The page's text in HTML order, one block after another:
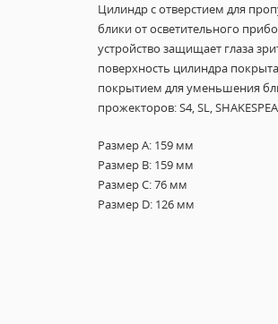
Цилиндр с отверстием для
блики от осветительного
устройство защищает глаза
поверхность цилиндра
покрытием для уменьшения
прожекторов:S4, SL,
Размер A: 159 мм
Размер B: 159 мм
Размер C: 76 мм
Размер D: 126 мм